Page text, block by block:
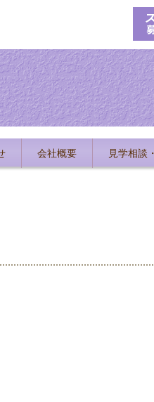
会社概要 見学相談